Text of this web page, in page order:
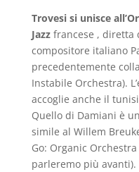
Trovesi si unisce
Jazzfrancese , diretta
compositore italiano
precedentemente
Instabile Orchestra).
accoglie anche il
Quello di Damiani è
simile al Willem
Go: Organic
parleremo più